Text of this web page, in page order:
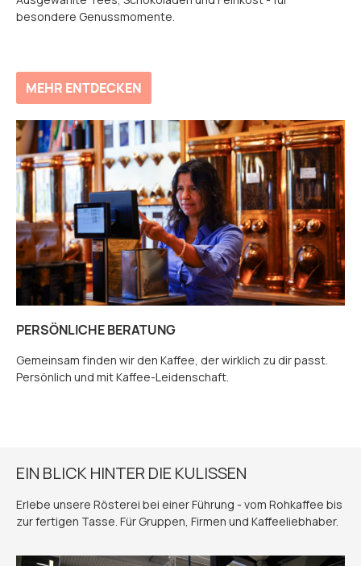
besondere Genussmomente.
MEHR ENTDECKEN
PERSÖNLICHE BERATUNG
Gemeinsam finden wir den Kaffee, der wirklich zu dir passt.
Persönlich und mit Kaffee-Leidenschaft.
EIN BLICK HINTER DIE KULISSEN
Erlebe unsere Rösterei bei einer Führung - vom Rohkaffee bis
zur fertigen Tasse. Für Gruppen, Firmen und Kaffeeliebhaber.